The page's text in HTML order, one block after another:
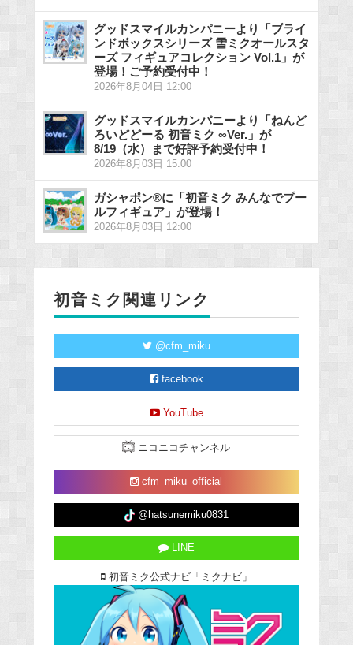
グッドスマイルカンパニーより「ブライ
ンドボックスシリーズ 雪ミクオールスタ
ーズ フィギュアコレクション Vol.1」が
登場！ご予約受付中！
2026年8月04日 12:00
グッドスマイルカンパニーより「ねんど
ろいどどーる 初音ミク ∞Ver.」が
8/19（水）まで好評予約受付中！
2026年8月03日 15:00
ガシャポン®に「初音ミク みんなでプー
ルフィギュア」が登場！
2026年8月03日 12:00
初音ミク関連リンク
@cfm_miku
facebook
YouTube
ニコニコチャンネル
cfm_miku_official
@hatsunemiku0831
LINE
初音ミク公式ナビ「ミクナビ」